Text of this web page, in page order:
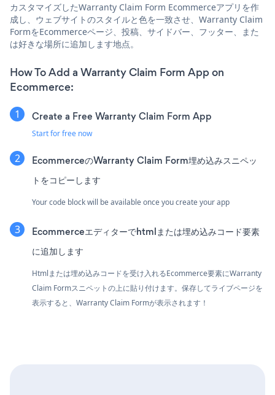
カスタマイズしたWarranty Claim Form Ecommerceアプリを作
成し、ウェブサイトのスタイルと色を一致させ、Warranty Claim
FormをEcommerceページ、投稿、サイドバー、フッター、また
は好きな場所に追加します地点。
How To Add a Warranty Claim Form App on
Ecommerce:
Create a Free Warranty Claim Form App
Start for free now
EcommerceのWarranty Claim Form埋め込みスニペッ
トをコピーします
Your code block will be available once you create your app
Ecommerceエディターでhtmlまたは埋め込みコード要素
に追加します
Htmlまたは埋め込みコードを受け入れるEcommerce要素にWarranty
Claim Formスニペットの上に貼り付けます。保存してライブページを
表示すると、Warranty Claim Formが表示されます！